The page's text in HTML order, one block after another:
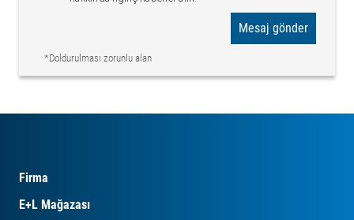
*Doldurulması zorunlu alan
Mesaj gönder
Firma
E+L Mağazası